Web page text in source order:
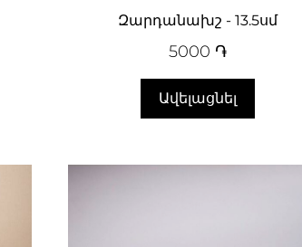
Զարդանախշ - 13.5սմ
5000 ֏
Ավելացնել